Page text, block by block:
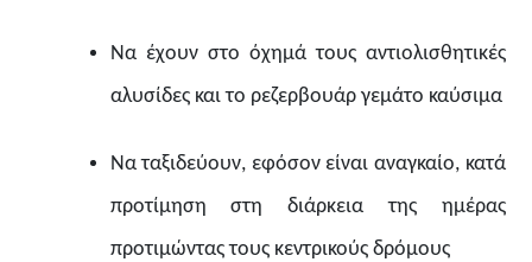
Να έχουν στο όχημά τους αντιολισθητικές
αλυσίδες και το ρεζερβουάρ γεμάτο καύσιμα
Να ταξιδεύουν, εφόσον είναι αναγκαίο, κατά
προτίμηση στη διάρκεια της ημέρας
προτιμώντας τους κεντρικούς δρόμους